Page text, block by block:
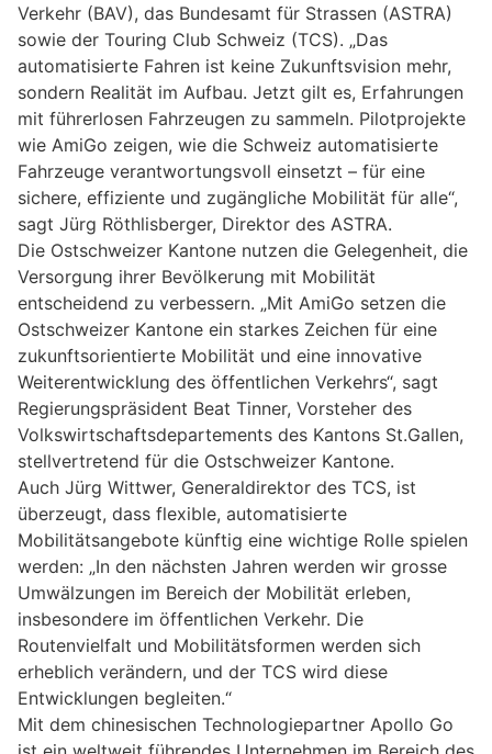
Verkehr (BAV), das Bundesamt für Strassen (ASTRA)
sowie der Touring Club Schweiz (TCS). „Das
automatisierte Fahren ist keine Zukunftsvision mehr,
sondern Realität im Aufbau. Jetzt gilt es, Erfahrungen
mit führerlosen Fahrzeugen zu sammeln. Pilotprojekte
wie AmiGo zeigen, wie die Schweiz automatisierte
Fahrzeuge verantwortungsvoll einsetzt – für eine
sichere, effiziente und zugängliche Mobilität für alle“,
sagt Jürg Röthlisberger, Direktor des ASTRA.
Die Ostschweizer Kantone nutzen die Gelegenheit, die
Versorgung ihrer Bevölkerung mit Mobilität
entscheidend zu verbessern. „Mit AmiGo setzen die
Ostschweizer Kantone ein starkes Zeichen für eine
zukunftsorientierte Mobilität und eine innovative
Weiterentwicklung des öffentlichen Verkehrs“, sagt
Regierungspräsident Beat Tinner, Vorsteher des
Volkswirtschaftsdepartements des Kantons St.Gallen,
stellvertretend für die Ostschweizer Kantone.
Auch Jürg Wittwer, Generaldirektor des TCS, ist
überzeugt, dass flexible, automatisierte
Mobilitätsangebote künftig eine wichtige Rolle spielen
werden: „In den nächsten Jahren werden wir grosse
Umwälzungen im Bereich der Mobilität erleben,
insbesondere im öffentlichen Verkehr. Die
Routenvielfalt und Mobilitätsformen werden sich
erheblich verändern, und der TCS wird diese
Entwicklungen begleiten.“
Mit dem chinesischen Technologiepartner Apollo Go